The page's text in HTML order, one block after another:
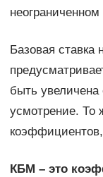
Базовая ставка
быть увеличена
усмотрение. То
КБМ – это